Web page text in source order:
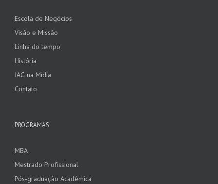
Escola de Negócios
Visão e Missão
Linha do tempo
História
IAG na Mídia
Contato
PROGRAMAS
MBA
Mestrado Profissional
Pós-graduação Acadêmica